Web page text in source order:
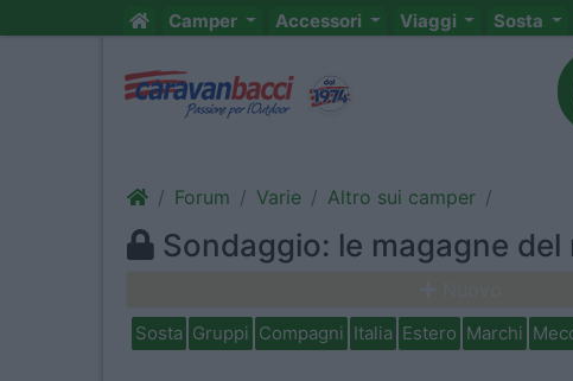
Camper Accessori Viaggi Sosta
Forum Varie Altro sui camper
Sondaggio: le magagne
Sosta Gruppi Compagni Italia Estero Marchi